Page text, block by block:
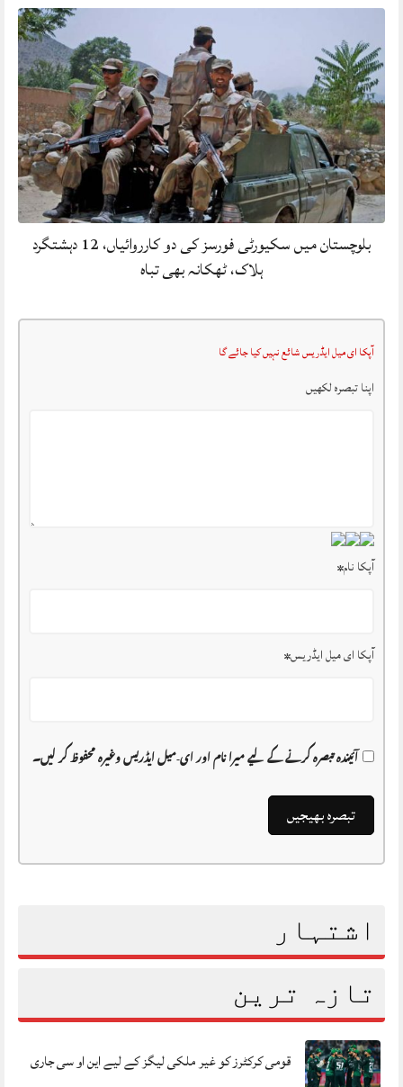
بلوچستان میں سکیورٹی فورسز کی دو کارروائیاں، 12 دہشتگرد
ہلاک، ٹھکانہ بھی تباہ
آپکا ای میل ایڈریس شائع نہیں کیا جائے گا
اپنا تبصرہ لکھیں
آپکا نام*
آپکا ای میل ایڈریس*
آئیندہ تبصرہ کرنے کے لیے میرا نام اور ای-میل ایڈریس وغیرہ محفوظ کر لیں۔
اشتہار
تازہ ترین
قومی کرکٹرز کو غیر ملکی لیگز کے لیے این او سی جاری